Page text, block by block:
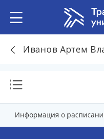
Иванов Артем
Информация о